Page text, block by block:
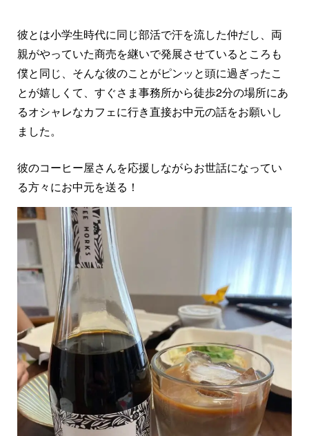
彼とは小学生時代に同じ部活で汗を流した仲だし、両
親がやっていた商売を継いで発展させているところも
僕と同じ、そんな彼のことがピンッと頭に過ぎったこ
とが嬉しくて、すぐさま事務所から徒歩2分の場所にあ
るオシャレなカフェに行き直接お中元の話をお願いし
ました。
彼のコーヒー屋さんを応援しながらお世話になってい
る方々にお中元を送る！